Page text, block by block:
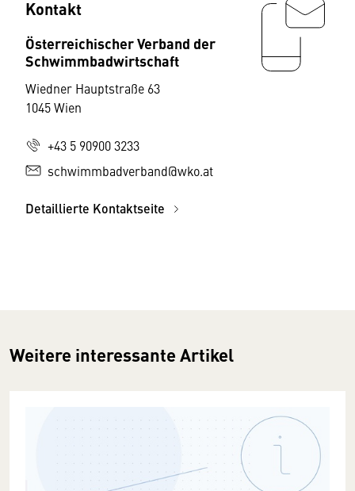
Kontakt
Österreichischer Verband der
Schwimmbadwirtschaft
Wiedner Hauptstraße 63
1045 Wien
+43 5 90900 3233
schwimmbadverband@wko.at
Detaillierte Kontaktseite
Weitere interessante Artikel